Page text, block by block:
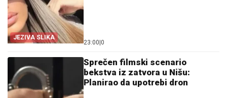
JEZIVA SLIKA
23:00 0
Sprečen filmski scenario
bekstva iz zatvora u Nišu:
Planirao da upotrebi dron